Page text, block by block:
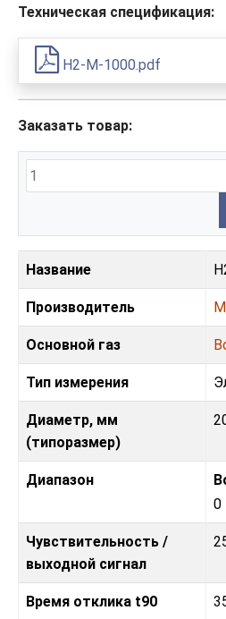
Техническая спецификация:
H2-M-1000.pdf
Заказать товар:
Название
Производитель
Основной газ
Тип измерения
Диаметр, мм
(типоразмер)
Диапазон
0
Чувствительность /
выходной сигнал
Время отклика t90